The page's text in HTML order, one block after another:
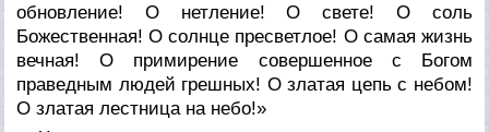
обновление! О нетление! О свете! О соль
Божественная! О солнце пресветлое! О самая жизнь
вечная! О примирение совершенное с Богом
праведным людей грешных! О златая цепь с небом!
О златая лестница на небо!»